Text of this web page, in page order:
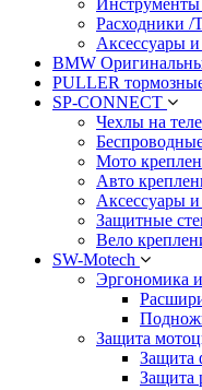
Расходники /
Аксессуары
BMW
PULLER
SP-CONNECT
Чехлы на
Мото
Авто
Аксессуары
Защитные
Вело
SW-Motech
Эргономика
Защита
Защита
Защита